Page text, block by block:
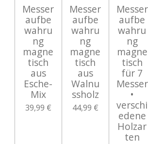
Messer
aufbe
wahru
ng
magne
tisch
aus
Esche-
Mix
39,99 €
Messer
aufbe
wahru
ng
magne
tisch
aus
Walnu
ssholz
44,99 €
Messer
aufbe
wahru
ng
magne
tisch
für 7
Messer
•
verschi
edene
Holzar
ten